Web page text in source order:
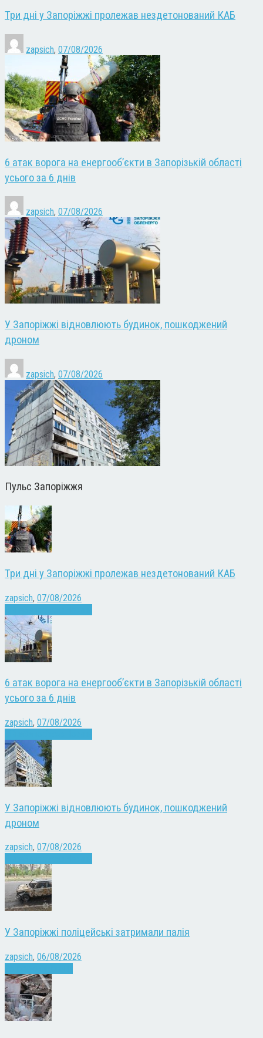
Три дні у Запоріжжі пролежав нездетонований КАБ
zapsich, 07/08/2026
6 атак ворога на енергооб’єкти в Запорізькій області
усього за 6 днів
zapsich, 07/08/2026
У Запоріжжі відновлюють будинок, пошкоджений
дроном
zapsich, 07/08/2026
Пульс Запоріжжя
Три дні у Запоріжжі пролежав нездетонований КАБ
zapsich, 07/08/2026
6 атак ворога на енергооб’єкти в Запорізькій області
усього за 6 днів
zapsich, 07/08/2026
У Запоріжжі відновлюють будинок, пошкоджений
дроном
zapsich, 07/08/2026
У Запоріжжі поліцейські затримали палія
zapsich, 06/08/2026